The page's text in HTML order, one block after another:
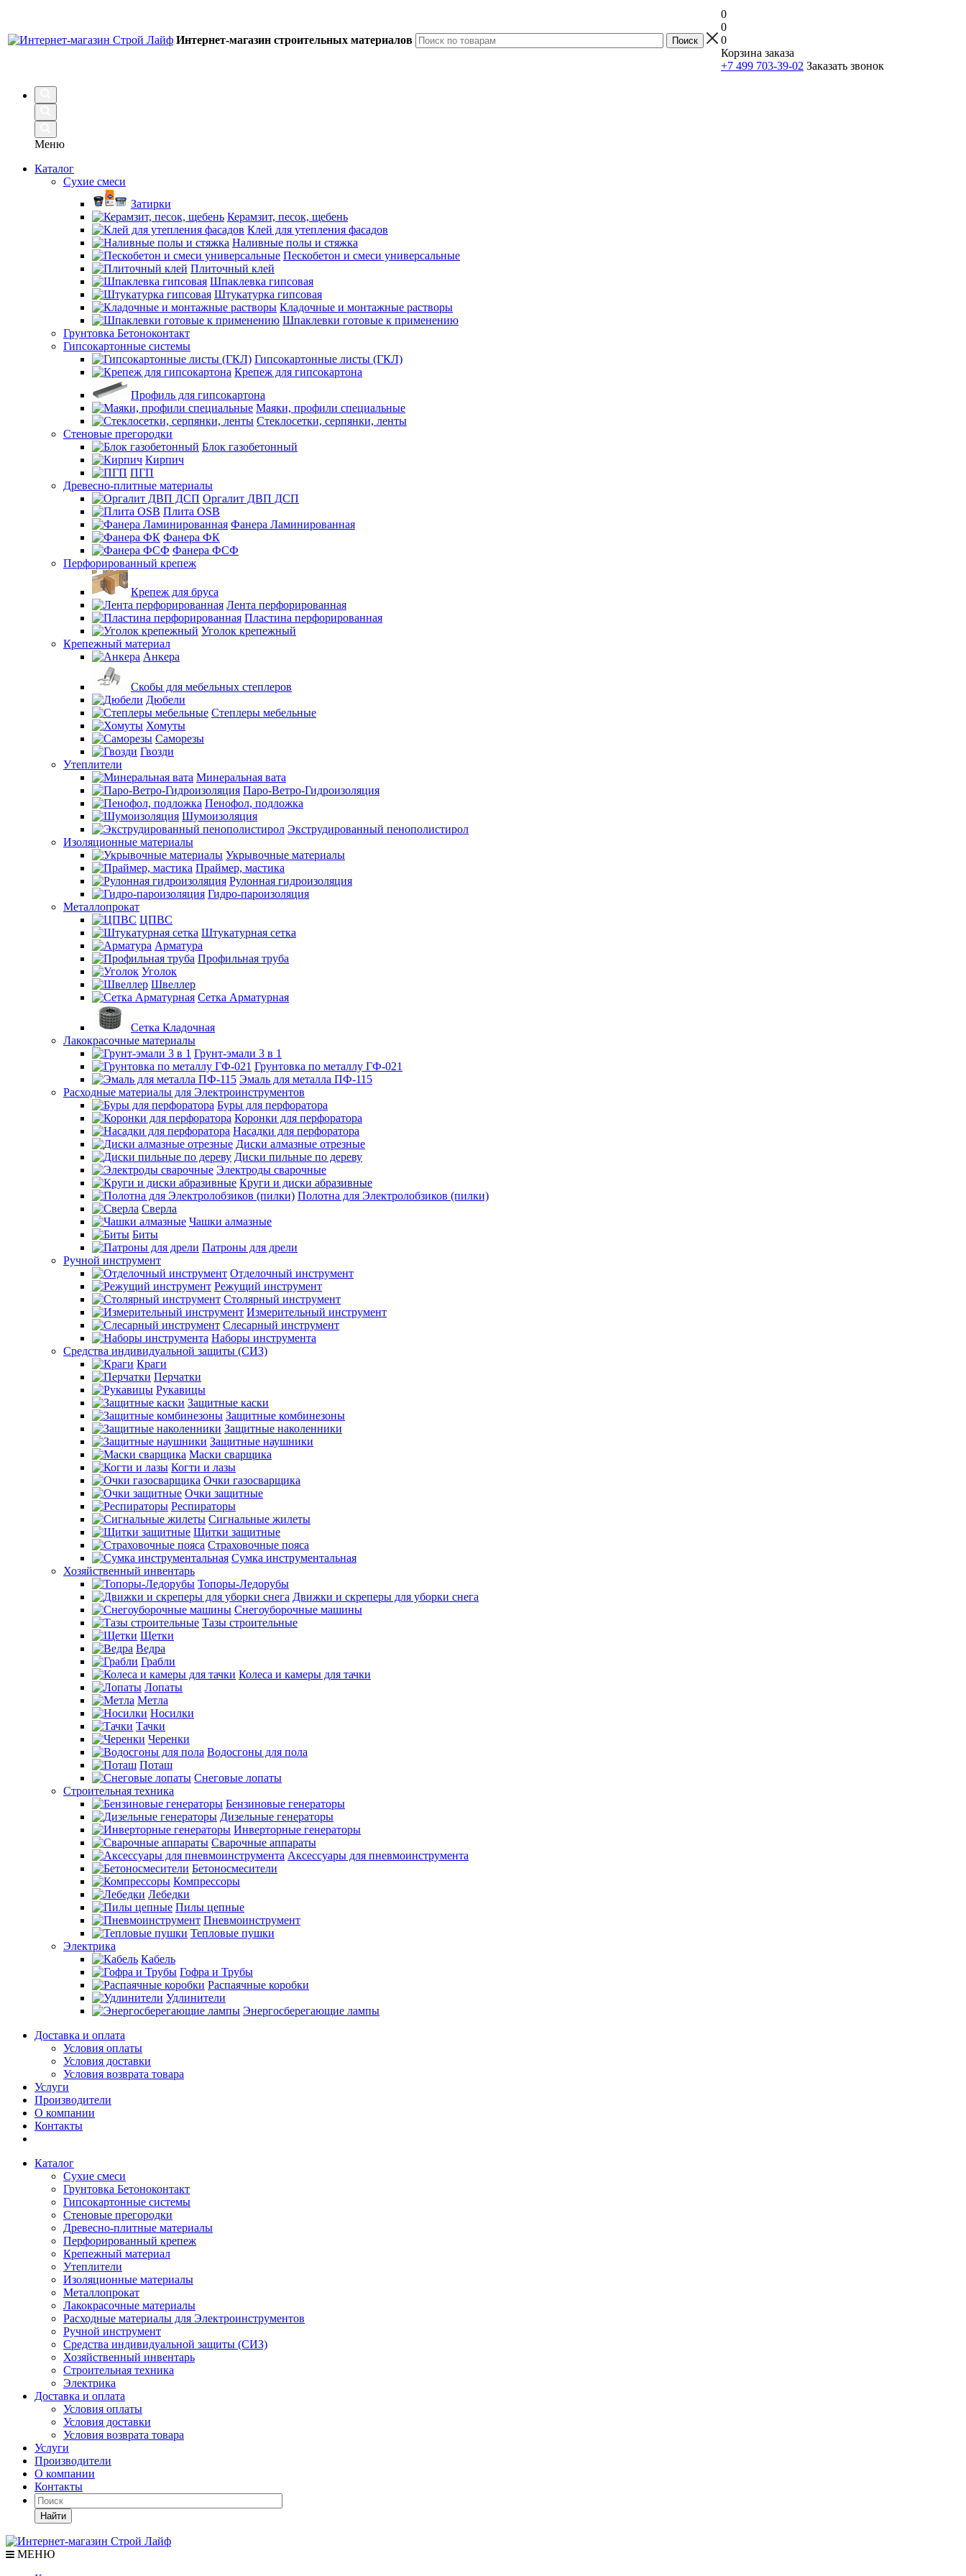
Интернет-магазин строительных материалов
0
0
0
Корзина заказа
+7 499 703-39-02 Заказать звонок
Меню
Каталог
Сухие смеси
Затирки
Керамзит, песок, щебень
Клей для утепления фасадов
Наливные полы и стяжка
Пескобетон и смеси универсальные
Плиточный клей
Шпаклевка гипсовая
Штукатурка гипсовая
Кладочные и монтажные растворы
Шпаклевки готовые к применению
Грунтовка Бетоноконтакт
Гипсокартонные системы
Гипсокартонные листы (ГКЛ)
Крепеж для гипсокартона
Профиль для гипсокартона
Маяки, профили специальные
Стеклосетки, серпянки, ленты
Стеновые прегородки
Блок газобетонный
Кирпич
ПГП
Древесно-плитные материалы
Оргалит ДВП ДСП
Плита OSB
Фанера Ламинированная
Фанера ФК
Фанера ФСФ
Перфорированный крепеж
Крепеж для бруса
Лента перфорированная
Пластина перфорированная
Уголок крепежный
Крепежный материал
Анкера
Скобы для мебельных степлеров
Дюбели
Степлеры мебельные
Хомуты
Саморезы
Гвозди
Утеплители
Минеральная вата
Паро-Ветро-Гидроизоляция
Пенофол, подложка
Шумоизоляция
Экструдированный пенополистирол
Изоляционные материалы
Укрывочные материалы
Праймер, мастика
Рулонная гидроизоляция
Гидро-пароизоляция
Металлопрокат
ЦПВС
Штукатурная сетка
Арматура
Профильная труба
Уголок
Швеллер
Сетка Арматурная
Сетка Кладочная
Лакокрасочные материалы
Грунт-эмали 3 в 1
Грунтовка по металлу ГФ-021
Эмаль для металла ПФ-115
Расходные материалы для Электроинструментов
Буры для перфоратора
Коронки для перфоратора
Насадки для перфоратора
Диски алмазные отрезные
Диски пильные по дереву
Электроды сварочные
Круги и диски абразивные
Полотна для Электролобзиков (пилки)
Сверла
Чашки алмазные
Биты
Патроны для дрели
Ручной инструмент
Отделочный инструмент
Режущий инструмент
Столярный инструмент
Измерительный инструмент
Слесарный инструмент
Наборы инструмента
Средства индивидуальной защиты (СИЗ)
Краги
Перчатки
Рукавицы
Защитные каски
Защитные комбинезоны
Защитные наколенники
Защитные наушники
Маски сварщика
Когти и лазы
Очки газосварщика
Очки защитные
Респираторы
Сигнальные жилеты
Щитки защитные
Страховочные пояса
Сумка инструментальная
Хозяйственный инвентарь
Топоры-Ледорубы
Движки и скреперы для уборки снега
Снегоуборочные машины
Тазы строительные
Щетки
Ведра
Грабли
Колеса и камеры для тачки
Лопаты
Метла
Носилки
Тачки
Черенки
Водосгоны для пола
Поташ
Снеговые лопаты
Строительная техника
Бензиновые генераторы
Дизельные генераторы
Инверторные генераторы
Сварочные аппараты
Аксессуары для пневмоинструмента
Бетоносмесители
Компрессоры
Лебедки
Пилы цепные
Пневмоинструмент
Тепловые пушки
Электрика
Кабель
Гофра и Трубы
Распаячные коробки
Удлинители
Энергосберегающие лампы
Доставка и оплата
Условия оплаты
Условия доставки
Условия возврата товара
Услуги
Производители
О компании
Контакты
Каталог
Сухие смеси
Грунтовка Бетоноконтакт
Гипсокартонные системы
Стеновые прегородки
Древесно-плитные материалы
Перфорированный крепеж
Крепежный материал
Утеплители
Изоляционные материалы
Металлопрокат
Лакокрасочные материалы
Расходные материалы для Электроинструментов
Ручной инструмент
Средства индивидуальной защиты (СИЗ)
Хозяйственный инвентарь
Строительная техника
Электрика
Доставка и оплата
Условия оплаты
Условия доставки
Условия возврата товара
Услуги
Производители
О компании
Контакты
Найти
МЕНЮ